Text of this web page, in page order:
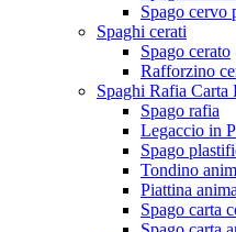
Spago cervo
Spaghi cerati
Spago cerato
Rafforzino
Spaghi Rafia Carta
Spago rafia
Legaccio in
Spago
Tondino
Piattina
Spago carta